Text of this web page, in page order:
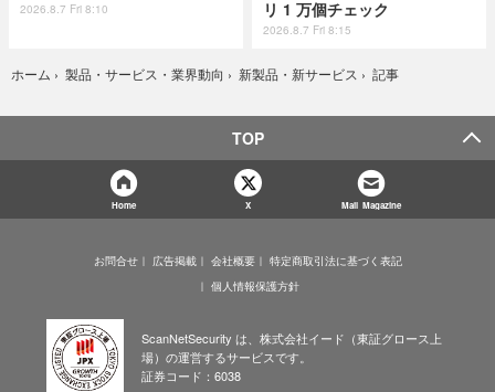
2026.8.7 Fri 8:10
リ 1 万個チェック
2026.8.7 Fri 8:15
ホーム › 製品・サービス・業界動向 › 新製品・新サービス › 記事
TOP
Home X Mail Magazine
お問合せ 広告掲載 会社概要
特定商取引法に基づく表記
個人情報保護方針
ScanNetSecurity は、株式会社イード（東証グロース上
場）の運営するサービスです。
証券コード：6038